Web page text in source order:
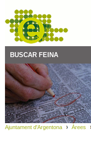
BUSCAR FEINA
Ajuntament d'Argentona Àrees